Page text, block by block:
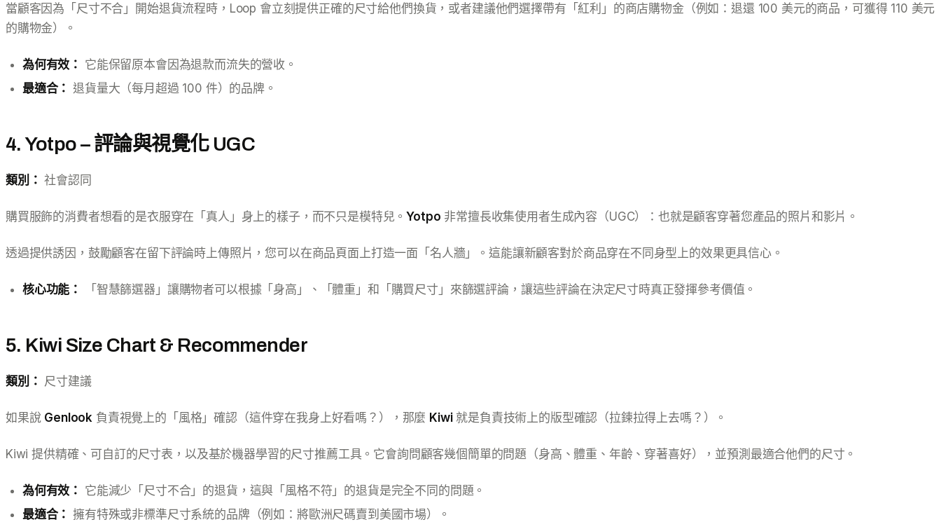
當顧客因為「尺寸不合」開始退貨流程時，Loop 會立刻提供正確的尺寸給他們換貨，或者建議他們選擇帶有「紅利」的商店購物金（例如：退還 100 美元的商品，可獲得 110 美元
的購物金）。
為何有效： 它能保留原本會因為退款而流失的營收。
最適合： 退貨量大（每月超過 100 件）的品牌。
4. Yotpo – 評論與視覺化 UGC
類別： 社會認同
購買服飾的消費者想看的是衣服穿在「真人」身上的樣子，而不只是模特兒。Yotpo 非常擅長收集使用者生成內容（UGC）：也就是顧客穿著您產品的照片和影片。
透過提供誘因，鼓勵顧客在留下評論時上傳照片，您可以在商品頁面上打造一面「名人牆」。這能讓新顧客對於商品穿在不同身型上的效果更具信心。
核心功能： 「智慧篩選器」讓購物者可以根據「身高」、「體重」和「購買尺寸」來篩選評論，讓這些評論在決定尺寸時真正發揮參考價值。
5. Kiwi Size Chart & Recommender
類別： 尺寸建議
如果說 Genlook 負責視覺上的「風格」確認（這件穿在我身上好看嗎？），那麼 Kiwi就是負責技術上的版型確認（拉鍊拉得上去嗎？）。
Kiwi 提供精確、可自訂的尺寸表，以及基於機器學習的尺寸推薦工具。它會詢問顧客幾個簡單的問題（身高、體重、年齡、穿著喜好），並預測最適合他們的尺寸。
為何有效： 它能減少「尺寸不合」的退貨，這與「風格不符」的退貨是完全不同的問題。
最適合： 擁有特殊或非標準尺寸系統的品牌（例如：將歐洲尺碼賣到美國市場）。